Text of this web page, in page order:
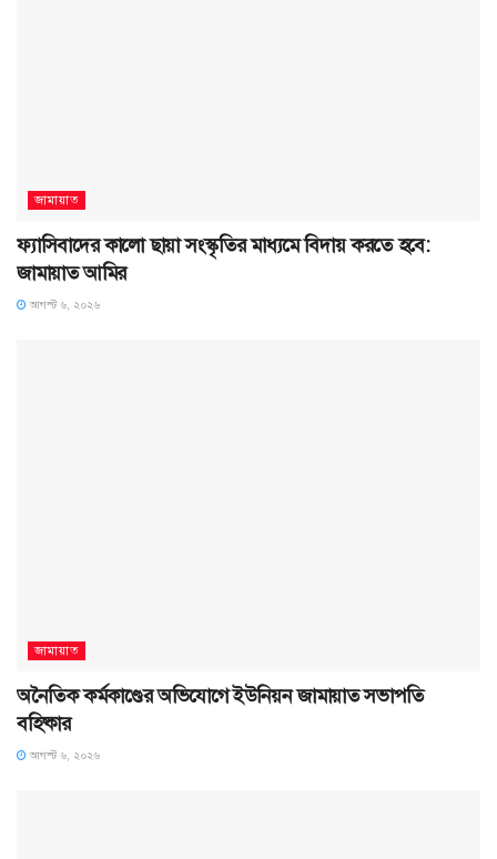
জামায়াত
ফ্যাসিবাদের কালো ছায়া সংস্কৃতির মাধ্যমে বিদায় করতে হবে:
জামায়াত আমির
আগস্ট ৬, ২০২৬
জামায়াত
অনৈতিক কর্মকাণ্ডের অভিযোগে ইউনিয়ন জামায়াত সভাপতি
বহিষ্কার
আগস্ট ৬, ২০২৬